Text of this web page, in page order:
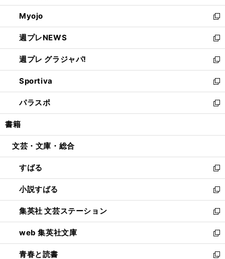
開
く
ウ
で
開
く
ン
ド
ウ
で
開
く
ウ
ィ
ン
ド
ウ
で
開
く
Myojo
新
し
い
ウ
ィ
ン
ド
ウ
で
開
週プレNEWS
新
し
い
ウ
ィ
ン
ド
ウ
開
週プレ グラジャパ!
新
し
い
ウ
ィ
ン
ウ
開
く
Sportiva
新
し
い
ウ
ン
ウ
で
開
く
パラスポ
新
し
ウ
ン
ド
ウ
で
開
く
書籍
文芸・文庫・総合
すばる
新
し
い
ウ
ィ
ン
ド
ウ
で
小説すばる
新
し
い
ウ
ィ
ン
ド
集英社 文芸ステーション
新
し
い
ウ
ィ
web 集英社文庫
新
し
い
青春と読書
新